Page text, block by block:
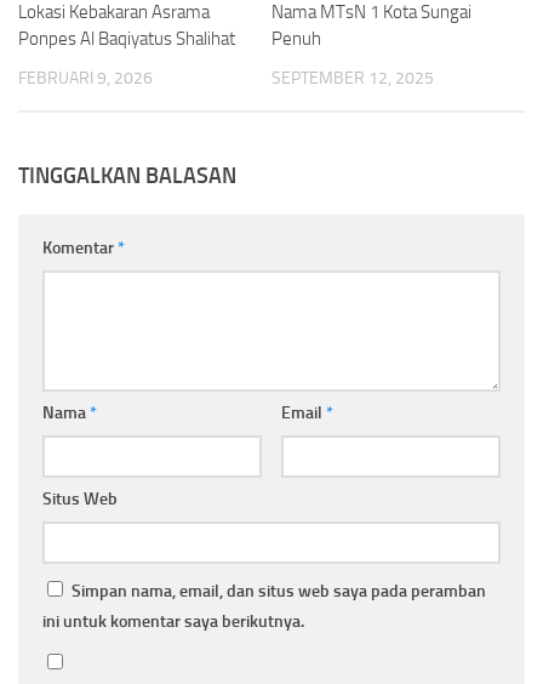
Lokasi Kebakaran Asrama
Ponpes Al Baqiyatus Shalihat
FEBRUARI 9, 2026
Nama MTsN 1 Kota Sungai
Penuh
SEPTEMBER 12, 2025
TINGGALKAN BALASAN
Komentar*
Nama* Email *
Situs Web
Simpan nama, email, dan situs web saya pada peramban
ini untuk komentar saya berikutnya.